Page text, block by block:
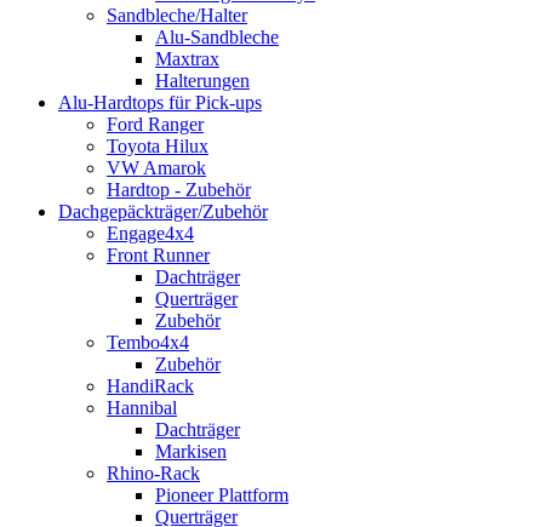
Sandbleche/Halter
Alu-Sandbleche
Maxtrax
Halterungen
Alu-Hardtops für Pick-ups
Ford Ranger
Toyota Hilux
VW Amarok
Hardtop - Zubehör
Dachgepäckträger/Zubehör
Engage4x4
Front Runner
Dachträger
Querträger
Zubehör
Tembo4x4
Zubehör
HandiRack
Hannibal
Dachträger
Markisen
Rhino-Rack
Pioneer Plattform
Querträger